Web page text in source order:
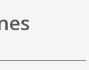
Mapa web
Ayuda